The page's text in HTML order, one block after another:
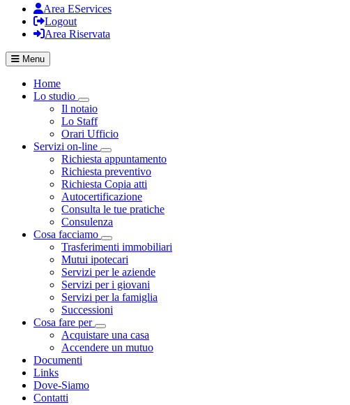
Area EServices
Logout
Area Riservata
Menu
Home
Lo studio
Visualizza menù di secondo livello
Il notaio
Lo Staff
Orari Ufficio
Servizi on-line
Visualizza menù di secondo livello
Richiesta appuntamento
Richiesta preventivo
Richiesta Copia atti
Autocertificazione
Consulta le tue pratiche
Consulenza
Cosa facciamo
Visualizza menù di secondo livello
Trasferimenti immobiliari
Mutui ipotecari
Servizi per le aziende
Servizi per i giovani
Servizi per la famiglia
Successioni
Cosa fare per
Visualizza menù di secondo livello
Acquistare una casa
Accendere un mutuo
Documenti
Links
Dove-Siamo
Contatti